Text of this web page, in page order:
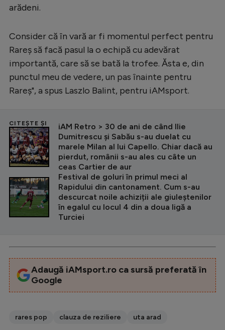
arădeni.
Consider că în vară ar fi momentul perfect pentru
Rareș să facă pasul la o echipă cu adevărat
importantă, care să se bată la trofee. Ăsta e, din
punctul meu de vedere, un pas înainte pentru
Rareș", a spus Laszlo Balint, pentru iAMsport.
CITEȘTE ȘI
iAM Retro > 30 de ani de când Ilie
Dumitrescu și Sabău s-au duelat cu
marele Milan al lui Capello. Chiar dacă au
pierdut, românii s-au ales cu câte un
ceas Cartier de aur
Festival de goluri în primul meci al
Rapidului din cantonament. Cum s-au
descurcat noile achiziții ale giuleștenilor
în egalul cu locul 4 din a doua ligă a
Turciei
Adaugă iAMsport.ro ca sursă preferată în
Google
rares pop clauza de reziliere uta arad